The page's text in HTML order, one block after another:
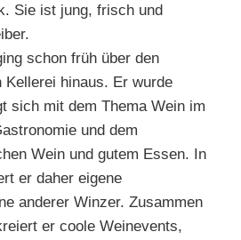
Sie ist jung, frisch und
schon früh über den
Kellerei hinaus. Er wurde
sich mit dem Thema Wein im
und dem
Wein und gutem Essen. In
er daher eigene
anderer Winzer. Zusammen
er coole Weinevents,